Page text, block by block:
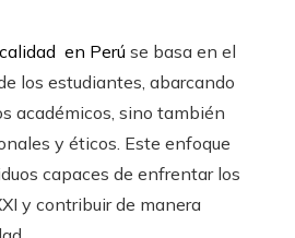
en Perú se basa en el
los estudiantes, abarcando
académicos, sino también
y éticos. Este enfoque
capaces de enfrentar los
y contribuir de manera